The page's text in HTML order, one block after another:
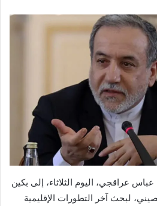
عباس عراقجي، اليوم الثلاثاء، إلى بكين
لبحث آخر التطورات الإقليمية